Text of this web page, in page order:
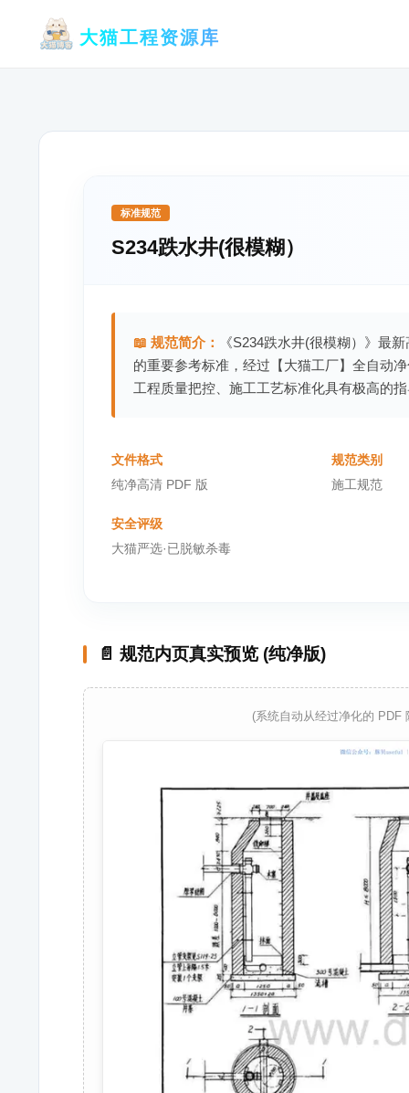
大猫工程资源库
标准规范
S234跌水井(很模糊）
📖 规范简介：
《S234跌水井(很模糊）》最
的重要参考标准，经过【大猫工厂】全自动
工程质量把控、施工工艺标准化具有极高的
文件格式
纯净高清 PDF 版
规范类别
施工规范
安全评级
大猫严选·已脱敏杀毒
📄 规范内页真实预览 (纯净版)
(系统自动从经过净化的 PDF